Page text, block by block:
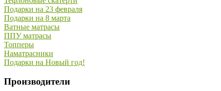
Подарки на 23 февраля
Подарки на 8 марта
Ватные матрасы
ППУ матрасы
Топперы
Наматрасники
Подарки на Новый год!
Производители